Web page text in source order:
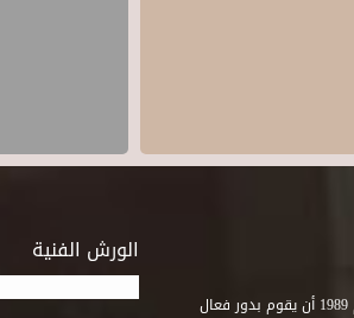
الورش الفنية
استطاع صندوق التنمية الثقافية على مدى خمسة وثلاثون عاماً منذ إنشائه عام 1989 أن يقوم بدور فعال